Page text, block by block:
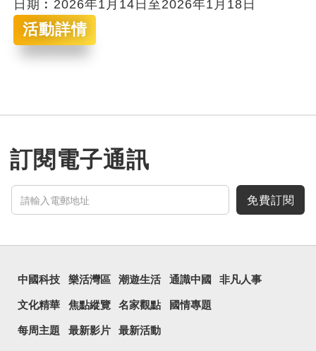
日期︰2026年1月14日至2026年1月18日
活動詳情
訂閱電子通訊
免費訂閱
中國科技 樂活灣區 潮遊生活 通識中國 非凡人事
文化精華 焦點縱覽 名家觀點 國情專題
每周主題 最新影片 最新活動